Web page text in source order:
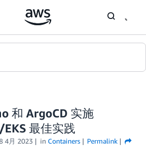
和 ArgoCD 实施
最佳实践
4月 2023 in Containers
Permalink